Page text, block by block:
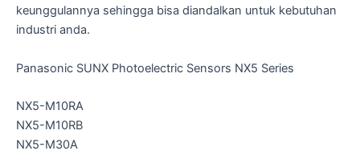
keunggulannya sehingga bisa diandalkan untuk kebutuhan
industri anda.
Panasonic SUNX Photoelectric Sensors NX5 Series
NX5-M10RA
NX5-M10RB
NX5-M30A